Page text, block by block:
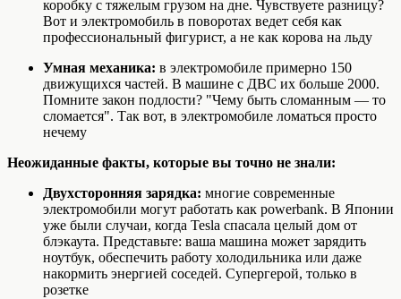
коробку с тяжелым грузом на дне. Чувствуете разницу?
Вот и электромобиль в поворотах ведет себя как
профессиональный фигурист, а не как корова на льду
Умная механика: в электромобиле примерно 150
движущихся частей. В машине с ДВС их больше 2000.
Помните закон подлости? "Чему быть сломанным — то
сломается". Так вот, в электромобиле ломаться просто
нечему
Неожиданные факты, которые вы точно не знали:
Двухсторонняя зарядка: многие современные
электромобили могут работать как powerbank. В Японии
уже были случаи, когда Tesla спасала целый дом от
блэкаута. Представьте: ваша машина может зарядить
ноутбук, обеспечить работу холодильника или даже
накормить энергией соседей. Супергерой, только в
розетке